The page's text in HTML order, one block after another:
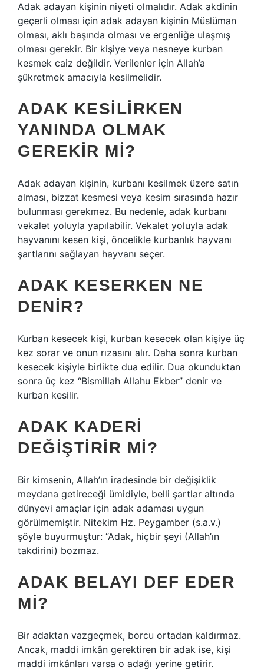
Adak adayan kişinin niyeti olmalıdır. Adak akdinin
geçerli olması için adak adayan kişinin Müslüman
olması, aklı başında olması ve ergenliğe ulaşmış
olması gerekir. Bir kişiye veya nesneye kurban
kesmek caiz değildir. Verilenler için Allah’a
şükretmek amacıyla kesilmelidir.
ADAK KESILIRKEN
YANINDA OLMAK
GEREKIR MI?
Adak adayan kişinin, kurbanı kesilmek üzere satın
alması, bizzat kesmesi veya kesim sırasında hazır
bulunması gerekmez. Bu nedenle, adak kurbanı
vekalet yoluyla yapılabilir. Vekalet yoluyla adak
hayvanını kesen kişi, öncelikle kurbanlık hayvanı
şartlarını sağlayan hayvanı seçer.
ADAK KESERKEN NE
DENIR?
Kurban kesecek kişi, kurban kesecek olan kişiye üç
kez sorar ve onun rızasını alır. Daha sonra kurban
kesecek kişiyle birlikte dua edilir. Dua okunduktan
sonra üç kez “Bismillah Allahu Ekber” denir ve
kurban kesilir.
ADAK KADERI
DEĞIŞTIRIR MI?
Bir kimsenin, Allah’ın iradesinde bir değişiklik
meydana getireceği ümidiyle, belli şartlar altında
dünyevi amaçlar için adak adaması uygun
görülmemiştir. Nitekim Hz. Peygamber (s.a.v.)
şöyle buyurmuştur: “Adak, hiçbir şeyi (Allah’ın
takdirini) bozmaz.
ADAK BELAYI DEF EDER
MI?
Bir adaktan vazgeçmek, borcu ortadan kaldırmaz.
Ancak, maddi imkân gerektiren bir adak ise, kişi
maddi imkânları varsa o adağı yerine getirir.